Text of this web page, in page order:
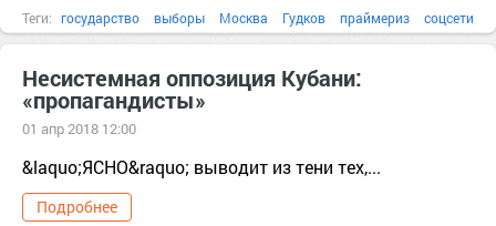
Теги: государство выборы Москва Гудков праймериз соцсети
Несистемная оппозиция Кубани:
«пропагандисты»
01 апр 2018 12:00
&laquo;ЯСНО&raquo; выводит из тени тех,...
Подробнее